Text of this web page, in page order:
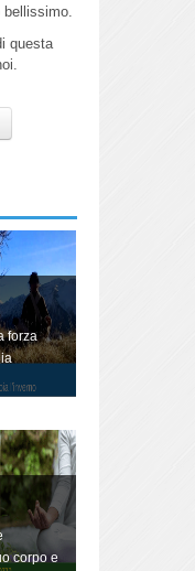
questa
forza
corpo e